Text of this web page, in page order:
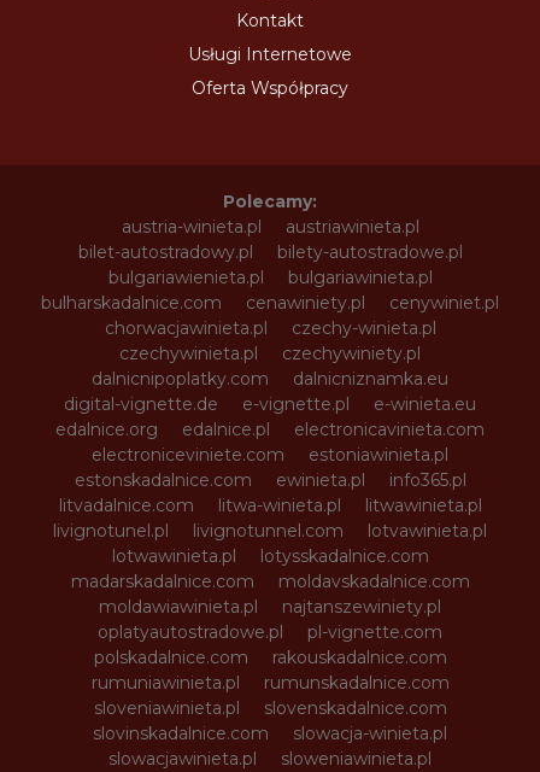
Kontakt
Usługi Internetowe
Oferta Współpracy
Polecamy:
austria-winieta.pl
austriawinieta.pl
bilet-autostradowy.pl
bilety-autostradowe.pl
bulgariawienieta.pl
bulgariawinieta.pl
bulharskadalnice.com
cenawiniety.pl
cenywiniet.pl
chorwacjawinieta.pl
czechy-winieta.pl
czechywinieta.pl
czechywiniety.pl
dalnicnipoplatky.com
dalnicniznamka.eu
digital-vignette.de
e-vignette.pl
e-winieta.eu
edalnice.org
edalnice.pl
electronicavinieta.com
electroniceviniete.com
estoniawinieta.pl
estonskadalnice.com
ewinieta.pl
info365.pl
litvadalnice.com
litwa-winieta.pl
litwawinieta.pl
livignotunel.pl
livignotunnel.com
lotvawinieta.pl
lotwawinieta.pl
lotysskadalnice.com
madarskadalnice.com
moldavskadalnice.com
moldawiawinieta.pl
najtanszewiniety.pl
oplatyautostradowe.pl
pl-vignette.com
polskadalnice.com
rakouskadalnice.com
rumuniawinieta.pl
rumunskadalnice.com
sloveniawinieta.pl
slovenskadalnice.com
slovinskadalnice.com
slowacja-winieta.pl
slowacjawinieta.pl
sloweniawinieta.pl